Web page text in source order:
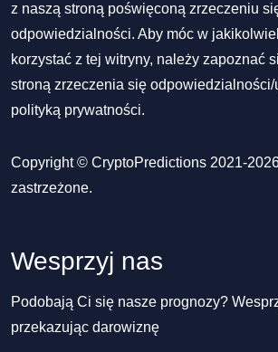
z naszą stroną poświęconą zrzeczeniu
odpowiedzialności. Aby móc w
korzystać z tej witryny, należy zapoznać
stroną zrzeczenia się
polityką prywatności.
Copyright © CryptoPredictions 2021-
zastrzeżone.
Wesprzyj nas
Podobają Ci się nasze prognozy?
przekazując darowiznę